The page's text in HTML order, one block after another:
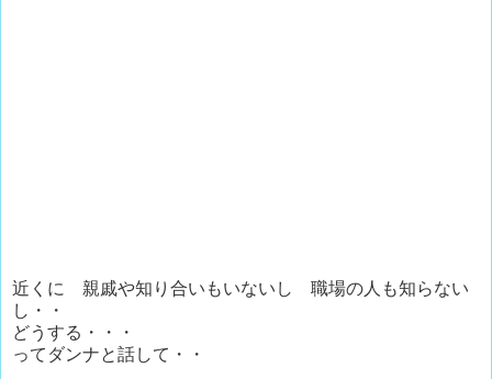
近くに 親戚や知り合いもいないし 職場の人も知らない
し・・
どうする・・・
ってダンナと話して・・